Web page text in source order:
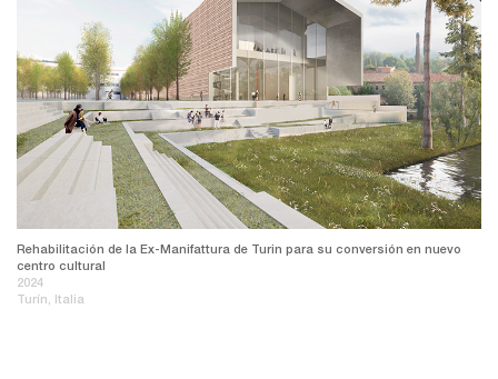
Rehabilitación de la Ex-Manifattura de Turin para su conversión en nuevo
centro cultural
2024
Turín, Italia